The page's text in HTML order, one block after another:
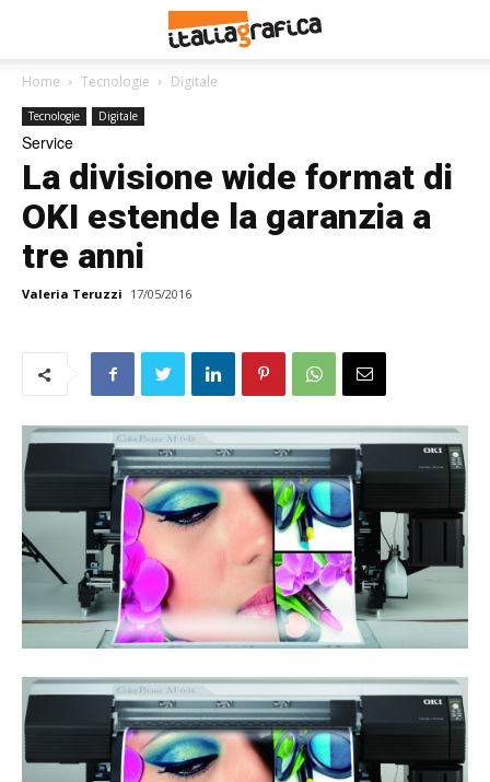
Home Tecnologie Digitale
Tecnologie Digitale
Service
La divisione wide format di
OKI estende la garanzia a
tre anni
Valeria Teruzzi 17/05/2016